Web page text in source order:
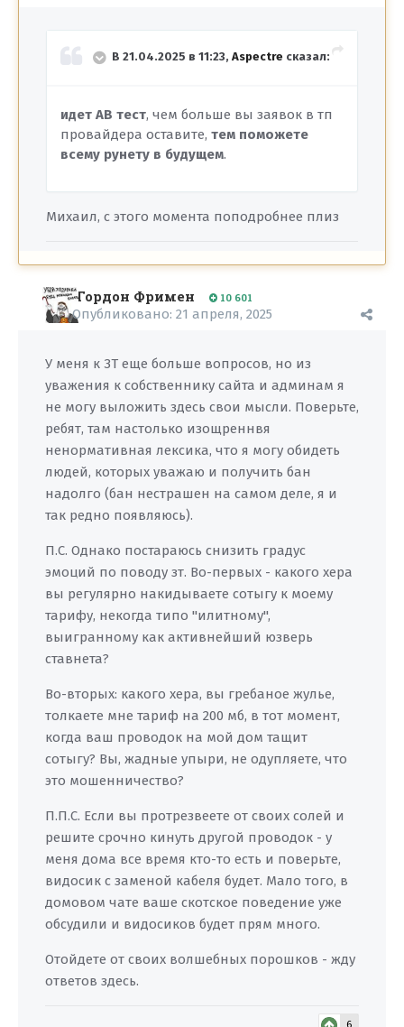
В 21.04.2025 в 11:23, Aspectre сказал:
идет АB тест, чем больше вы заявок в тп
провайдера оставите, тем поможете
всему рунету в будущем.
Михаил, с этого момента поподробнее плиз
Гордон Фримен 10 601
Опубликовано: 21 апреля, 2025
У меня к ЗТ еще больше вопросов, но из
уважения к собственнику сайта и админам я
не могу выложить здесь свои мысли. Поверьте,
ребят, там настолько изощреннвя
ненормативная лексика, что я могу обидеть
людей, которых уважаю и получить бан
надолго (бан нестрашен на самом деле, я и
так редно появляюсь).
П.С. Однако постараюсь снизить градус
эмоций по поводу зт. Во-первых - какого хера
вы регулярно накидываете сотыгу к моему
тарифу, некогда типо "илитному",
выигранному как активнейший юзверь
ставнета?
Во-вторых: какого хера, вы гребаное жулье,
толкаете мне тариф на 200 мб, в тот момент,
когда ваш проводок на мой дом тащит
сотыгу? Вы, жадные упыри, не одупляете, что
это мошенничество?
П.П.С. Если вы протрезвеете от своих солей и
решите срочно кинуть другой проводок - у
меня дома все время кто-то есть и поверьте,
видосик с заменой кабеля будет. Мало того, в
домовом чате ваше скотское поведение уже
обсудили и видосиков будет прям много.
Отойдете от своих волшебных порошков - жду
ответов здесь.